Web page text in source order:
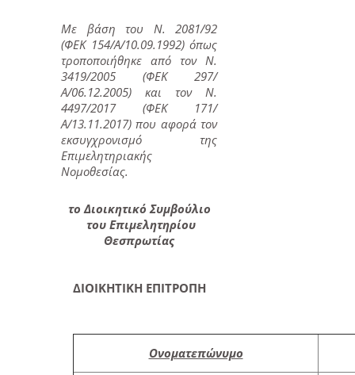
Με βάση του Ν. 2081/92
(ΦΕΚ 154/Α/10.09.1992) όπως
τροποποιήθηκε από τον Ν.
3419/2005 (ΦΕΚ 297/
Α/06.12.2005) και τον Ν.
4497/2017 (ΦΕΚ 171/
Α/13.11.2017) που αφορά τον
εκσυγχρονισμό της
Επιμελητηριακής
Νομοθεσίας.
το Διοικητικό Συμβούλιο
του Επιμελητηρίου
Θεσπρωτίας
ΔΙΟΙΚΗΤΙΚΗ ΕΠΙΤΡΟΠΗ
Ονοματεπώνυμο